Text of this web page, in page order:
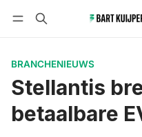
BRANCHENIEUWS
Stellantis
betaalbare